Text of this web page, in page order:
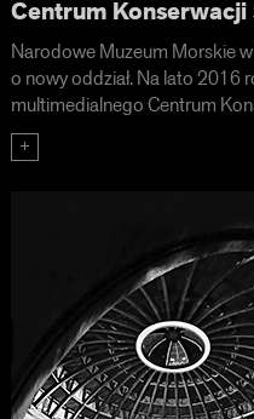
Centrum Konserwacji
Narodowe Muzeum Morskie
o nowy oddział. Na lato 2016
multimedialnego Centrum